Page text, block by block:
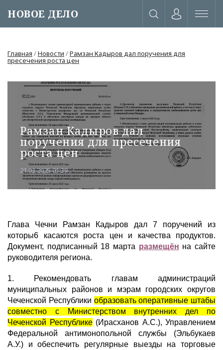
НОВОЕ ДЕЛО
Главная /Новости /Рамзан Кадыров дал поручения для
пресечения роста цен
Рамзан Кадыров дал
поручения для пресечения
роста цен
21.03.2025 01:39
Глава Чечни Рамзан Кадыров дал 7 поручений из
которы6 касаются роста цен и качества продуктов.
Документ, подписанный 18 марта размещён на сайте
руководителя региона.
1. Рекомендовать главам администраций
муниципальных районов и мэрам городских округов
Чеченской Республики образовать оперативные штабы
совместно с Министерством внутренних дел по
Чеченской Республике(Ирасханов А.С.), Управлением
Федеральной антимонопольной службы (Эльбукаев
А.У.) и обеспечить регулярные выезды на торговые